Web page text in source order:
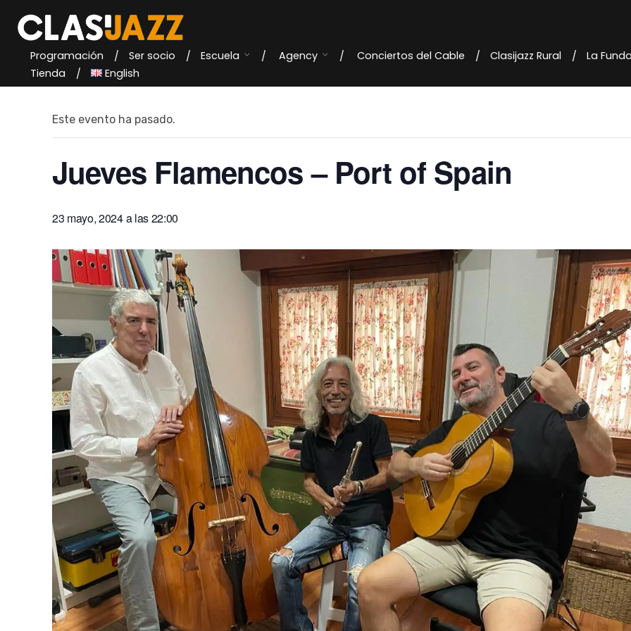
content
Programación Ser socio Escuela Agency Conciertos del Cable Clasijazz Rural La
Tienda
English
« Todos los Eventos
Este evento ha pasado.
Jueves Flamencos – Port of Spain
23 mayo, 2024 a las 22:00